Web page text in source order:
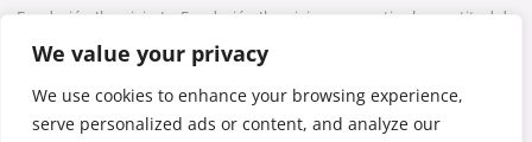
We value your privacy
We use cookies to enhance your browsing experience,
serve personalized ads or content, and analyze our
Fundación Ibercivis. La Fundación Ibercivis no garantiza la exactitud de
todos los datos incluidos en las entradas de la web. Ni la Fundación
Ibercivis ni ninguna persona que actúe en su nombre será considerada
responsable del uso que pueda darse a la información que contiene.